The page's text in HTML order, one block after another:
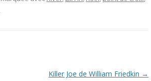
Killer Joe de William Friedkin →